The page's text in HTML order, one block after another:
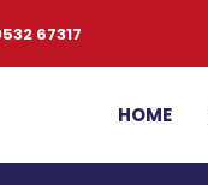
67317
HOME